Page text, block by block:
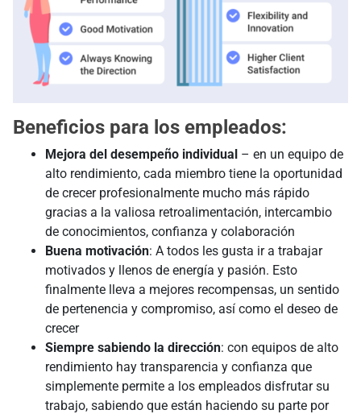
Beneficios para los empleados:
Mejora del desempeño individual – en un equipo de
alto rendimiento, cada miembro tiene la oportunidad
de crecer profesionalmente mucho más rápido
gracias a la valiosa retroalimentación, intercambio
de conocimientos, confianza y colaboración
Buena motivación: A todos les gusta ir a trabajar
motivados y llenos de energía y pasión. Esto
finalmente lleva a mejores recompensas, un sentido
de pertenencia y compromiso, así como el deseo de
crecer
Siempre sabiendo la dirección: con equipos de alto
rendimiento hay transparencia y confianza que
simplemente permite a los empleados disfrutar su
trabajo, sabiendo que están haciendo su parte por